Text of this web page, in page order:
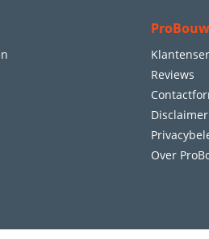
Reviews
Disclaimer
Over